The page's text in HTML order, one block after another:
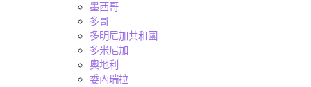
墨西哥
多哥
多明尼加共和國
多米尼加
奧地利
委內瑞拉